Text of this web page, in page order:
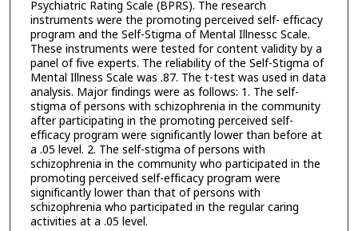
Psychiatric Rating Scale (BPRS). The research
instruments were the promoting perceived self- efficacy
program and the Self-Stigma of Mental Illnessc Scale.
These instruments were tested for content validity by a
panel of five experts. The reliability of the Self-Stigma of
Mental Illness Scale was .87. The t-test was used in data
analysis. Major findings were as follows: 1. The self-
stigma of persons with schizophrenia in the community
after participating in the promoting perceived self-
efficacy program were significantly lower than before at
a .05 level. 2. The self-stigma of persons with
schizophrenia in the community who participated in the
promoting perceived self-efficacy program were
significantly lower than that of persons with
schizophrenia who participated in the regular caring
activities at a .05 level.